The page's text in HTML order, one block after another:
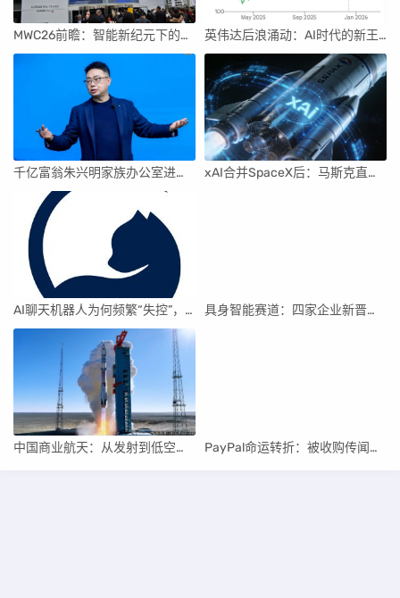
MWC26前瞻：智能新纪元下的科技盛宴 英伟达后浪涌动：AI时代的新王者与隐忧
千亿富翁朱兴明家族办公室进军VC圈 xAI合并SpaceX后：马斯克直接介入，团队压力激增
AI聊天机器人为何频繁“失控”，背后原因及解决方案解析 具身智能赛道：四家企业新晋独角兽，融资竞速背后
中国商业航天：从发射到低空经济，全面加速 PayPal命运转折：被收购传闻与行业重构